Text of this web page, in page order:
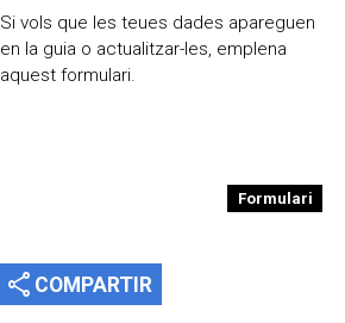
Si vols que les teues dades apareguen
en la guia o actualitzar-les, emplena
aquest formulari.
Formulari
share COMPARTIR